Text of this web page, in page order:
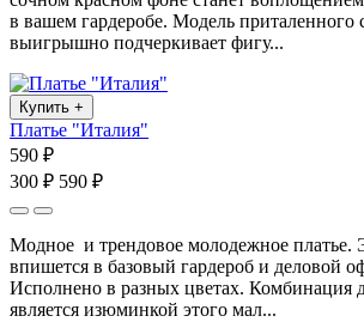
в вашем гардеробе. Модель приталенного
выигрышно подчеркивает фигу...
Купить +
Платье "Италия"
590 ₽
300 ₽ 590 ₽
Модное и трендовое молодежное платье.
впишется в базовый гардероб и деловой
Исполнено в разных цветах. Комбинация
является изюминкой этого мал...